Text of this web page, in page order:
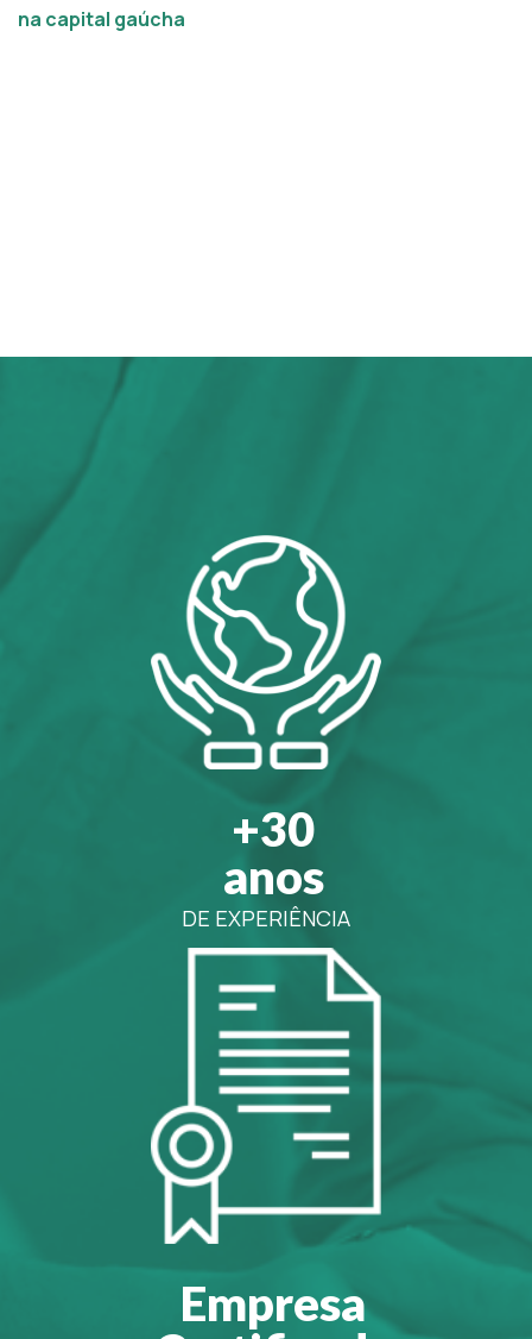
na capital gaúcha
+30
anos
DE EXPERIÊNCIA
Empresa